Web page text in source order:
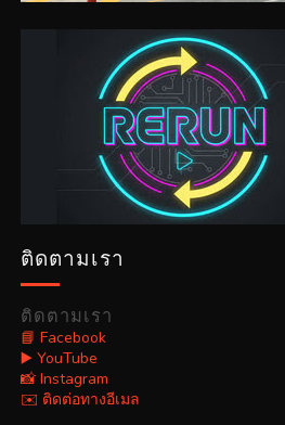
ติดตามเรา
ติดตามเรา
📘 Facebook
▶️ YouTube
📸 Instagram
✉️ ติดต่อทางอีเมล